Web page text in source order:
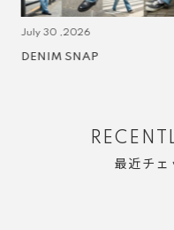
July 30 ,2026
DENIM SNAP
最近チェ